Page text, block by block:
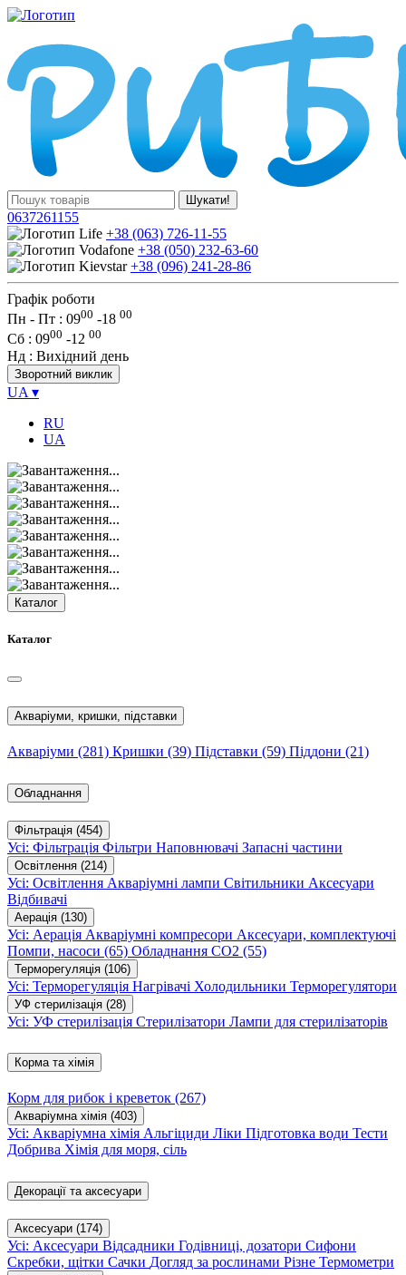
Шукати!
0637261155
+38 (063) 726-11-55
+38 (050) 232-63-60
+38 (096) 241-28-86
Графік роботи
Пн - Пт : 0900 -18 00
Сб : 0900 -12 00
Нд : Вихідний день
Зворотний виклик
UA ▾
RU
UA
Каталог
Каталог
Акваріуми, кришки, підставки
Акваріуми (281) Кришки (39) Підставки (59) Піддони (21)
Обладнання
Фільтрація (454)
Усі: Фільтрація Фільтри Наповнювачі Запасні частини
Освітлення (214)
Усі: Освітлення Акваріумні лампи Світильники Аксесуари
Відбивачі
Аерація (130)
Усі: Аерація Акваріумні компресори Аксесуари, комплектуючі
Помпи, насоси (65) Обладнання CO2 (55)
Терморегуляція (106)
Усі: Терморегуляція Нагрівачі Холодильники Терморегулятори
УФ стерилізація (28)
Усі: УФ стерилізація Стерилізатори Лампи для стерилізаторів
Корма та хімія
Корм для рибок і креветок (267)
Акваріумна хімія (403)
Усі: Акваріумна хімія Альгіциди Ліки Підготовка води Тести
Добрива Хімія для моря, сіль
Декорації та аксесуари
Аксесуари (174)
Усі: Аксесуари Відсадники Годівниці, дозатори Сифони
Скребки, щітки Сачки Догляд за рослинами Різне Термометри